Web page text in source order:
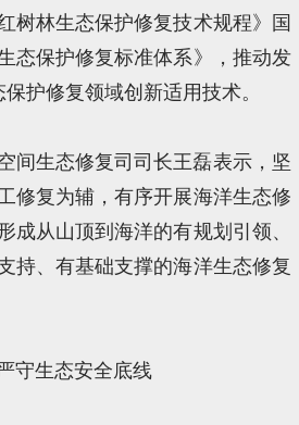
树林生态保护修复技术规程》国
态保护修复标准体系》，推动发
护修复领域创新适用技术。
间生态修复司司长王磊表示，坚
修复为辅，有序开展海洋生态修
成从山顶到海洋的有规划引领、
持、有基础支撑的海洋生态修复
守生态安全底线